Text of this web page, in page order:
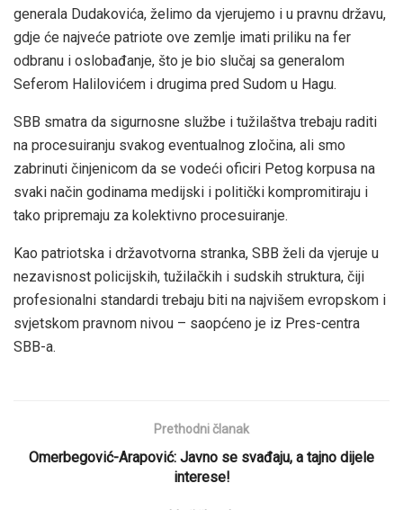
generala Dudakovića, želimo da vjerujemo i u pravnu državu,
gdje će najveće patriote ove zemlje imati priliku na fer
odbranu i oslobađanje, što je bio slučaj sa generalom
Seferom Halilovićem i drugima pred Sudom u Hagu.
SBB smatra da sigurnosne službe i tužilaštva trebaju raditi
na procesuiranju svakog eventualnog zločina, ali smo
zabrinuti činjenicom da se vodeći oficiri Petog korpusa na
svaki način godinama medijski i politički kompromitiraju i
tako pripremaju za kolektivno procesuiranje.
Kao patriotska i državotvorna stranka, SBB želi da vjeruje u
nezavisnost policijskih, tužilačkih i sudskih struktura, čiji
profesionalni standardi trebaju biti na najvišem evropskom i
svjetskom pravnom nivou – saopćeno je iz Pres-centra
SBB-a.
Prethodni članak
Omerbegović-Arapović: Javno se svađaju, a tajno dijele
interese!